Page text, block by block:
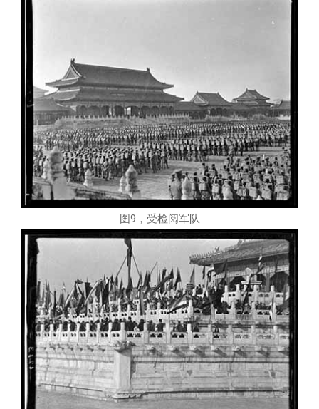
图9，受检阅军队